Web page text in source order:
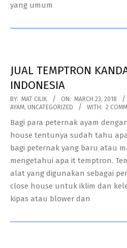
yang umum
JUAL TEMPTRON
INDONESIA
2018-
03-
23
BY: MAT CILIK ON: MARCH 23, 2018
AYAM, UNCATEGORIZED WITH: 2
Bagi para peternak ayam
house tentunya sudah tahu
bagi peternak yang baru atau
mengetahui apa it temptron.
alat yang digunakan sebagai
close house untuk iklim dan
kipas atau blower dan